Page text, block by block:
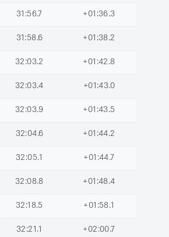
31:56.7 +01:36.3
31:58.6 +01:38.2
32:03.2 +01:42.8
32:03.4 +01:43.0
32:03.9 +01:43.5
32:04.6 +01:44.2
32:05.1 +01:44.7
32:08.8 +01:48.4
32:18.5 +01:58.1
32:21.1 +02:00.7